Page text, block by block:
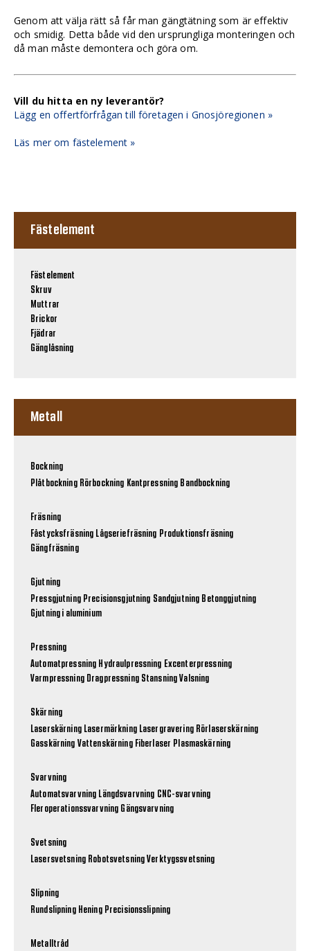
Genom att välja rätt så får man gängtätning som är effektiv
och smidig. Detta både vid den ursprungliga monteringen och
då man måste demontera och göra om.
Vill du hitta en ny leverantör?
Lägg en offertförfrågan till företagen i Gnosjöregionen »
Läs mer om fästelement »
Fästelement
Fästelement
Skruv
Muttrar
Brickor
Fjädrar
Gänglåsning
Metall
Bockning
Plåtbockning Rörbockning Kantpressning Bandbockning
Fräsning
Fåstycksfräsning Lågseriefräsning Produktionsfräsning
Gängfräsning
Gjutning
Pressgjutning Precisionsgjutning Sandgjutning Betonggjutning
Gjutning i aluminium
Pressning
Automatpressning Hydraulpressning Excenterpressning
Varmpressning Dragpressning Stansning Valsning
Skärning
Laserskärning Lasermärkning Lasergravering Rörlaserskärning
Gasskärning Vattenskärning Fiberlaser Plasmaskärning
Svarvning
Automatsvarvning Längdsvarvning CNC-svarvning
Fleroperationssvarvning Gängsvarvning
Svetsning
Lasersvetsning Robotsvetsning Verktygssvetsning
Slipning
Rundslipning Hening Precisionsslipning
Metalltråd